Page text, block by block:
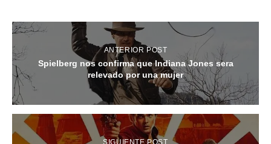
ANTERIOR POST
Spielberg nos confirma que Indiana Jones sera
relevado por una mujer
SIGUIENTE POST